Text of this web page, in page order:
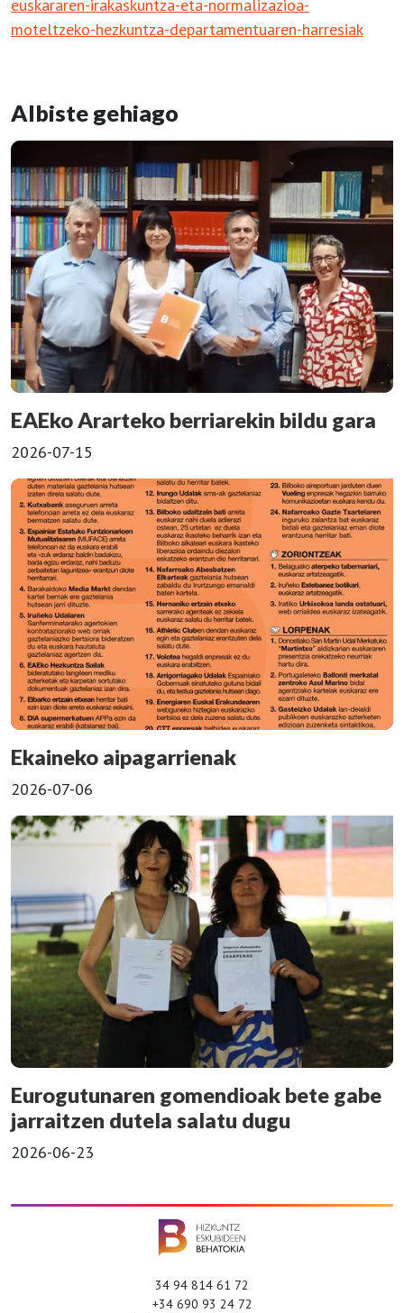
euskararen-irakaskuntza-eta-normalizazioa-
moteltzeko-hezkuntza-departamentuaren-harresiak
Albiste gehiago
EAEko Ararteko berriarekin bildu gara
2026-07-15
Ekaineko aipagarrienak
2026-07-06
Eurogutunaren gomendioak bete gabe
jarraitzen dutela salatu dugu
2026-06-23
34 94 814 61 72
+34 690 93 24 72